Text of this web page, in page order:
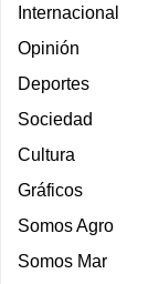
Internacional
Opinión
Deportes
Sociedad
Cultura
Gráficos
Somos Agro
Somos Mar